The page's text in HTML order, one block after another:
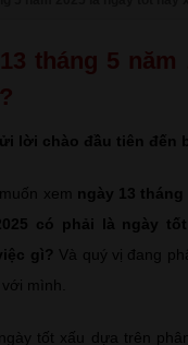
tháng 5 năm
lời chào đầu tiên đến
xem ngày 13
có phải là ngày
gì? Và quý vị đang
mình.
tốt xấu dựa trên